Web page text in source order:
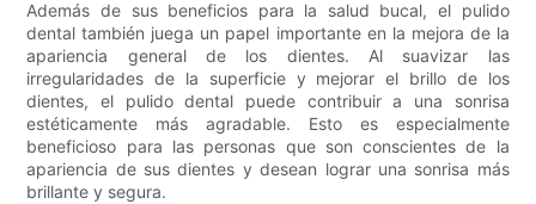
Además de sus beneficios para la salud bucal, el pulido
dental también juega un papel importante en la mejora de la
apariencia general de los dientes. Al suavizar las
irregularidades de la superficie y mejorar el brillo de los
dientes, el pulido dental puede contribuir a una sonrisa
estéticamente más agradable. Esto es especialmente
beneficioso para las personas que son conscientes de la
apariencia de sus dientes y desean lograr una sonrisa más
brillante y segura.